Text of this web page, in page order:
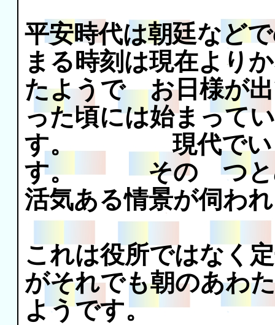
平安時代は朝廷など
まる時刻は現在より
たようで お日様が
った頃には始まって
す。 現代でいう
す。 その つとめ
活気ある情景が伺わ
これは役所ではなく
がそれでも朝のあわ
ようです。